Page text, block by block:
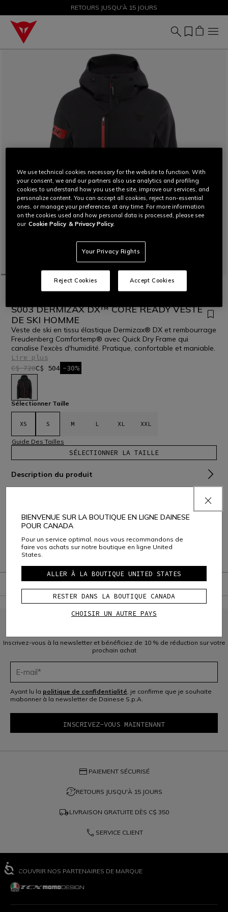
SOLDES JUSQU'À-50 % – ACHETEZ MAINTENANT
RETOURS JUSQU'À 15 JOURS
OUTLET SKI BLOUSONS
S003 DERMIZAX DX™ CORE READY VESTE
DE SKI HOMME
Veste de ski en tissu élastique Dermizax® DX et rembourrage
Freudenberg Comfortemp® avec Quick Dry Frame qui
canalise l'excès d'humidité. Pratique, confortable et maniable.
Lire plus
C$ 720C$ 504 -30%
sélectionné
Sélectionner Taille
XS S M L XL XXL
Guide Des Tailles
SÉLECTIONNER LA TAILLE
Description du produit
Livraison et Retours
Service Client
Garantie
Inscrivez-vous à la newsletter et bénéficiez de 10 % de réduction sur votre
prochain achat
Ayant lu la politique de confidentialité , je confirme que je souhaite
mabonner à la newsletter de Dainese S.p.A.
credit_card PAIEMENT SÉCURISÉ
question_exchangeRETOURS JUSQU'À 15 JOURS
local_shipping LIVRAISON GRATUITE DÈS C$ 350
phone SERVICE CLIENT
DÉCOUVRIR NOS PARTENAIRES DE MARQUE
BIENVENUE SUR LA BOUTIQUE EN LIGNE DAINESE
POUR CANADA
Pour un service optimal, nous vous recommandons de
faire vos achats sur notre boutique en ligne United
States.
ALLER À LA BOUTIQUE UNITED STATES
RESTER DANS LA BOUTIQUE CANADA
CHOISIR UN AUTRE PAYS
We use technical cookies necessary for the website to function. With
your consent, we and our partners also use analytics and profiling
cookies to understand how you use the site, improve our services, and
personalize content. You can accept all cookies, reject non-essential
ones, or manage your preferences at any time. For more information
on the cookies used and how personal data is processed, please see
our Cookie Policy & Privacy Policy.
Your Privacy Rights
Reject Cookies Accept Cookies